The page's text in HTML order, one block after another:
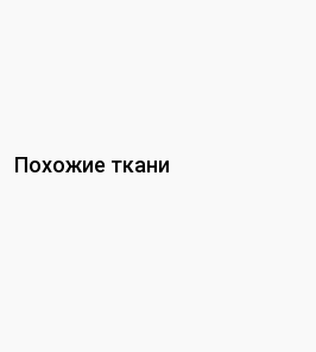
Похожие ткани